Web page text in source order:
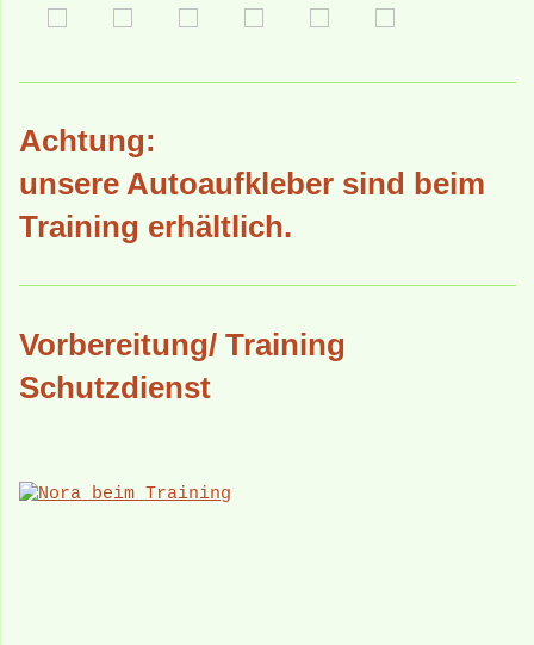
Achtung:
unsere Autoaufkleber sind beim
Training erhältlich.
Vorbereitung/ Training
Schutzdienst